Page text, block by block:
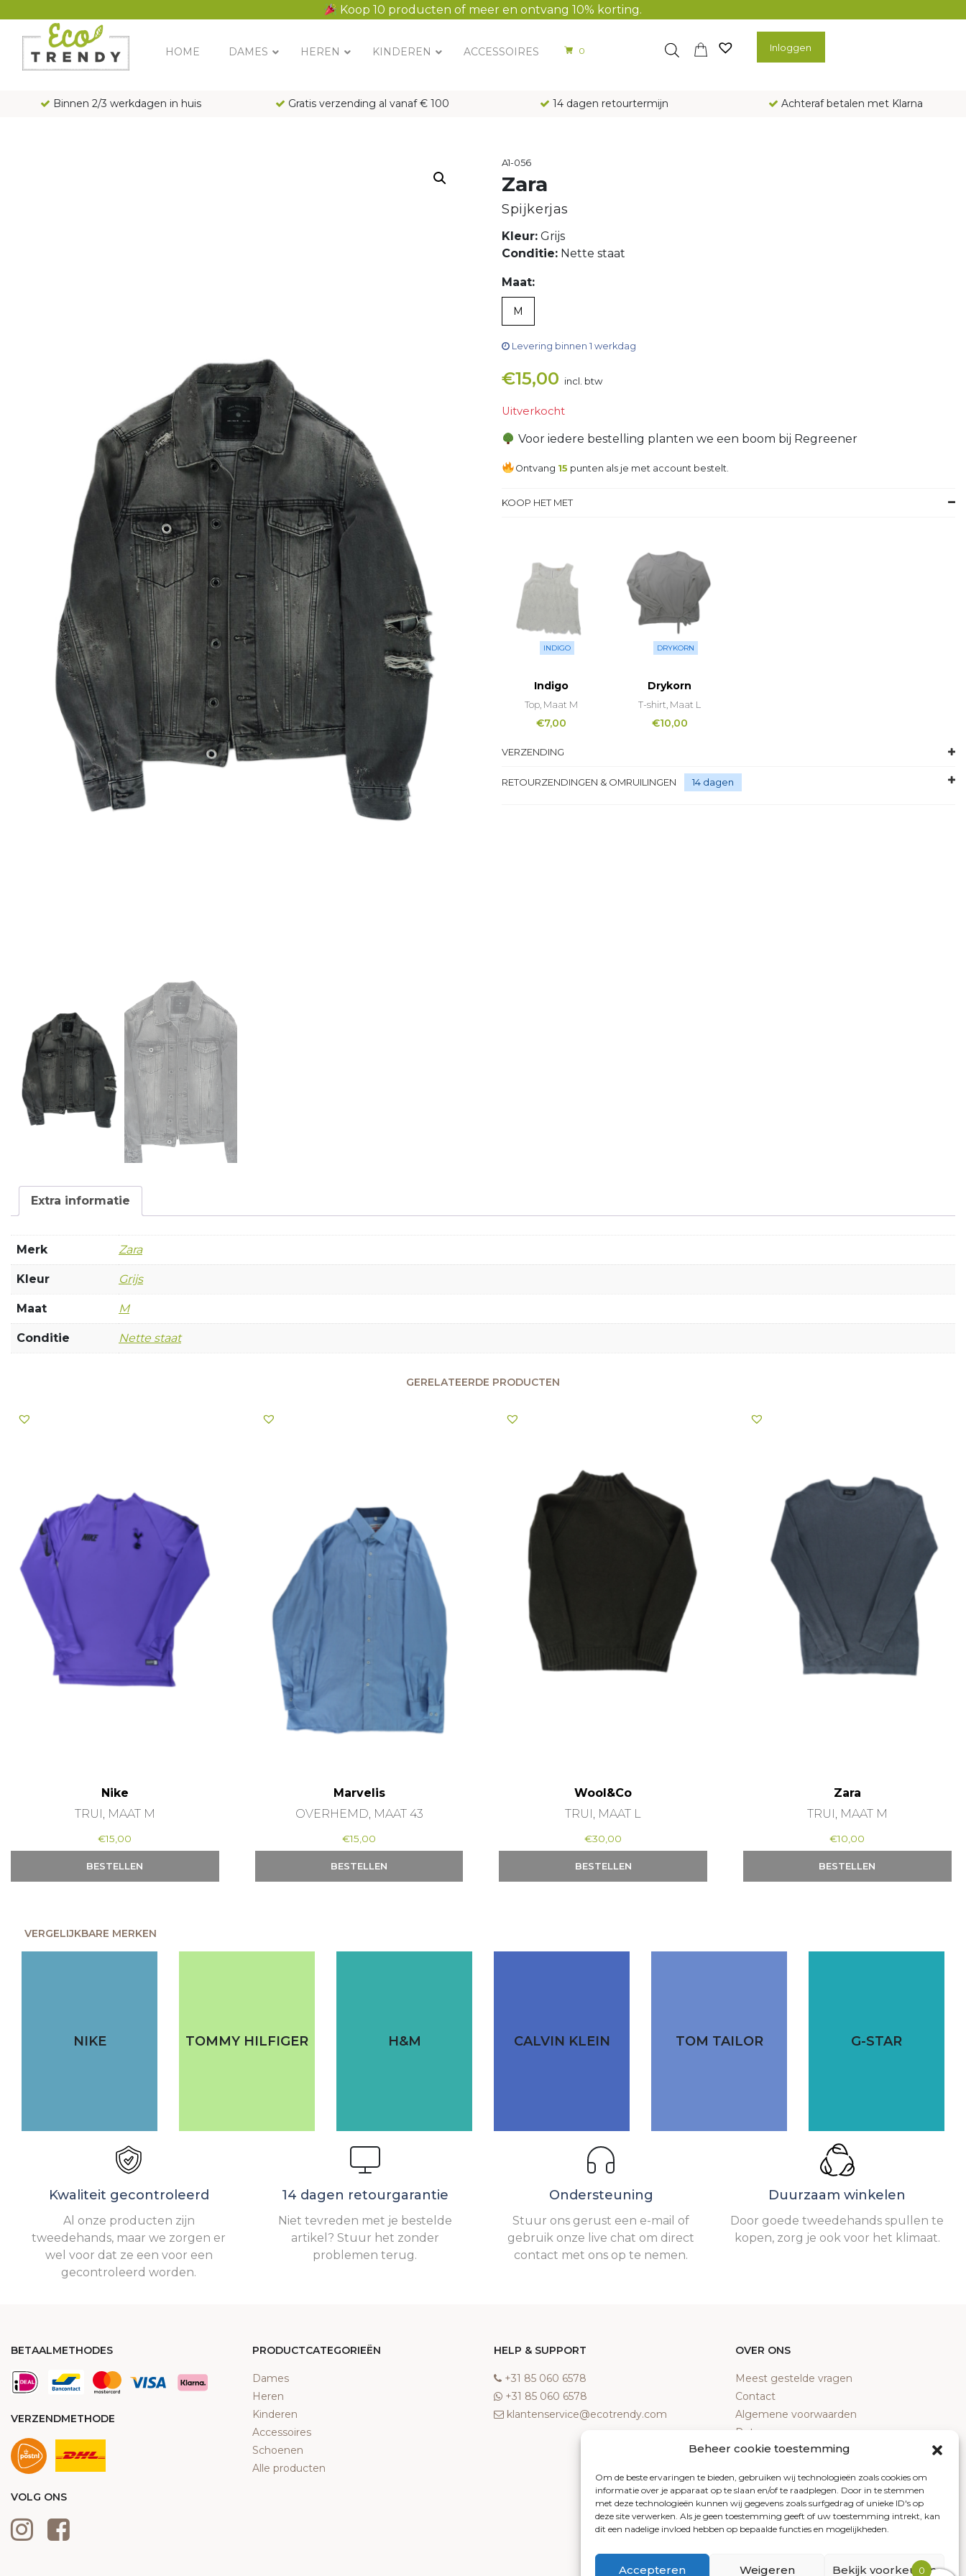
Koop 10 producten of meer en ontvang 10% korting.
Beheer cookie toestemming
Om de beste ervaringen te bieden, gebruiken wij technologieën zoals cookies om
informatie over je apparaat op te slaan en/of te raadplegen. Door in te stemmen
met deze technologieën kunnen wij gegevens zoals surfgedrag of unieke ID's op
deze site verwerken. Als je geen toestemming geeft of uw toestemming intrekt, kan
dit een nadelige invloed hebben op bepaalde functies en mogelijkheden.
Accepteren Weigeren Bekijk voorkeuren
Main Navigation
HOME DAMES HEREN KINDEREN ACCESSOIRES 0 Inloggen
Binnen 2/3 werkdagen in huis Gratis verzending al vanaf € 100 14 dagen retourtermijn Achteraf betalen met Klarna
A1-056
Zara
Spijkerjas
Kleur: Grijs
Conditie: Nette staat
Maat:
M
Levering binnen 1 werkdag
€15,00 incl. btw
Uitverkocht
Voor iedere bestelling planten we een boom bij Regreener
Ontvang 15 punten als je met account bestelt.
KOOP HET MET
INDIGO
Indigo
Top, Maat M
€7,00
DRYKORN
Drykorn
T-shirt, Maat L
€10,00
VERZENDING
RETOURZENDINGEN & OMRUILINGEN 14 dagen
Extra informatie
Merk Zara
Kleur Grijs
Maat M
Conditie Nette staat
GERELATEERDE PRODUCTEN
Nike
TRUI, MAAT M
€15,00
BESTELLEN
Marvelis
OVERHEMD, MAAT 43
€15,00
BESTELLEN
Wool&Co
TRUI, MAAT L
€30,00
BESTELLEN
Zara
TRUI, MAAT M
€10,00
BESTELLEN
VERGELIJKBARE MERKEN
NIKE TOMMY HILFIGER H&M CALVIN KLEIN TOM TAILOR G-STAR
Kwaliteit gecontroleerd
Al onze producten zijn
tweedehands, maar we zorgen er
wel voor dat ze een voor een
gecontroleerd worden.
14 dagen retourgarantie
Niet tevreden met je bestelde
artikel? Stuur het zonder
problemen terug.
Ondersteuning
Stuur ons gerust een e-mail of
gebruik onze live chat om direct
contact met ons op te nemen.
Duurzaam winkelen
Door goede tweedehands spullen te
kopen, zorg je ook voor het klimaat.
BETAALMETHODES
VERZENDMETHODE
VOLG ONS
PRODUCTCATEGORIEËN
Dames
Heren
Kinderen
Accessoires
Schoenen
Alle producten
HELP & SUPPORT
‎+31 85 060 6578
‎+31 85 060 6578
klantenservice@ecotrendy.com
OVER ONS
Meest gestelde vragen
Contact
Algemene voorwaarden
Retourneren
Klachten
Cookiebeleid
0